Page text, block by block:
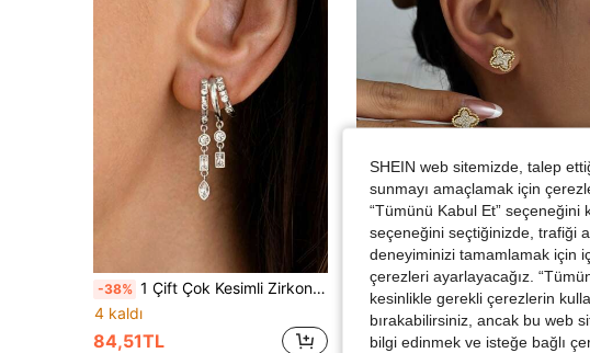
-38% 1 Çift Çok Kesimli Zirkon Taşlı Çift Katlı C Şeklinde Sallantılı Küpe Kancası, Gümüş Uzun Geometrik Püsküllü Küpe, Havalı Atmosferli Kulak Takısı
4 kaldı
84,51TL
15,36TL tasarruf
edin
Trendler EVELLE
-5% 18 Ayar Altın Kaplama Dört Yapraklı Yonca Küpeler, Zarif ve Şirin, Günlük Kullanım ve Toplantılar İçin Uygun
268,34TL
SHEIN web sitemizde, talep
sunmayı amaçlamak için
“Tümünü Kabul Et”
seçeneğini seçtiğinizde, trafiği
deneyiminizi tamamlamak için
çerezleri ayarlayacağız.
kesinlikle gerekli çerezlerin
bırakabilirsiniz, ancak bu web
bilgi edinmek ve isteğe bağlı